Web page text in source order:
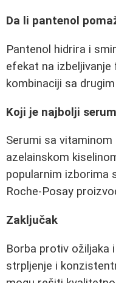
Da li pantenol
Pantenol hidrira i
efekat na izbeljivanje
kombinaciji sa
Koji je najbolji
Serumi sa vitaminom
azelainskom
popularnim izborima
Roche-Posay
Zaključak
Borba protiv ožiljaka
strpljenje i